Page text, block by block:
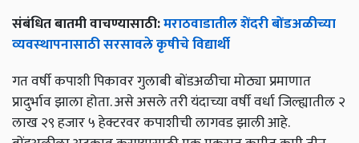
संबंधित बातमी वाचण्यासाठी:मराठवाडातील शेंदरी बोंडअळीच्‍या
व्‍यवस्‍थापनासाठी सरसावले कृषीचे विद्यार्थी
गत वर्षी कपाशी पिकावर गुलाबी बोंडअळीचा मोठ्या प्रमाणात
प्रादुर्भाव झाला होता. असे असले तरी यंदाच्या वर्षी वर्धा जिल्ह्यातील २
लाख २९ हजार ५ हेक्टरवर कपाशीची लागवड झाली आहे.